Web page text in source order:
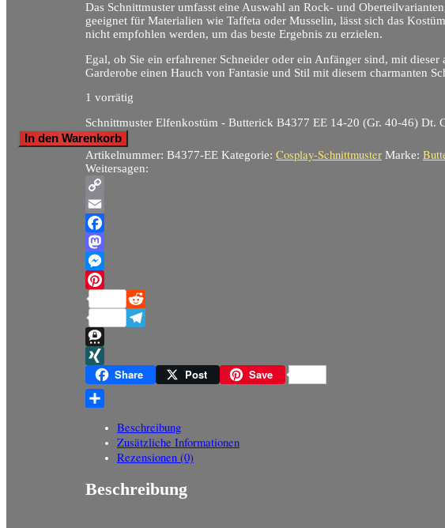
Das Schnittmuster umfasst eine Auswahl an Rock- und
geeignet für Materialien wie Taffeta oder Musselin, lässt sich das
nicht empfohlen werden, um das beste Ergebnis zu erzielen.
Egal, ob Sie ein erfahrener Schneider oder ein Anfänger sind, mit
Garderobe einen Hauch von Fantasie und Stil mit diesem charmanten
1 vorrätig
Schnittmuster Elfenkostüm - Butterick B4377 EE 14-20 (Gr. 40-46) Dt.
In den Warenkorb
Artikelnummer: B4377-EE Kategorie: Cosplay-Schnittmuster Marke:
Weitersagen:
Copy
Link
Email
Facebook
Mastodon
Messenger
Pinterest
Reddit
Telegram
Threema
XINGShare Post Save
Beschreibung
Zusätzliche Informationen
Rezensionen (0)
Beschreibung